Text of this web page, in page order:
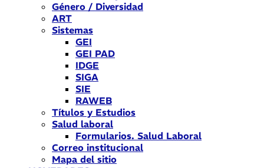
Género / Diversidad
ART
Sistemas
GEI
GEI PAD
IDGE
SIGA
SIE
RAWEB
Títulos y Estudios
Salud laboral
Formularios. Salud Laboral
Correo institucional
Mapa del sitio